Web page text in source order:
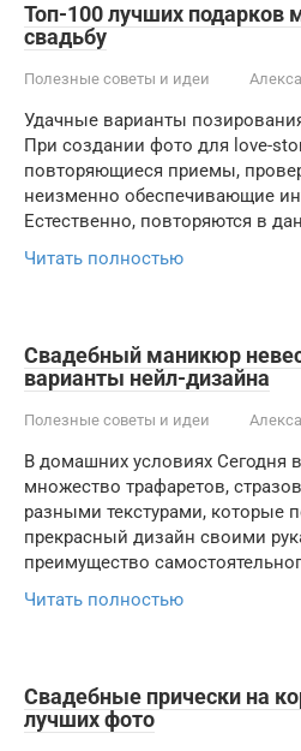
Топ-100 лучших подарков
свадьбу
Полезные советы и идеи
Удачные варианты
При создании фото для love-
повторяющиеся приемы,
неизменно обеспечивающие
Естественно, повторяются в
Читать полностью
Свадебный маникюр
варианты нейл-дизайна
Полезные советы и идеи
В домашних условиях Сегодня
множество трафаретов,
разными текстурами, которые
прекрасный дизайн своими
преимущество
Читать полностью
Свадебные прически на
лучших фото